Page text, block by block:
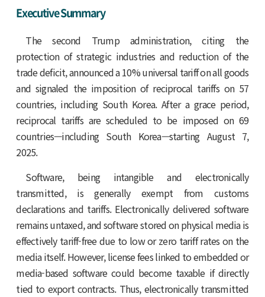
Executive Summary
The second Trump administration, citing the
protection of strategic industries and reduction of the
trade deficit, announced a 10% universal tariff on all goods
and signaled the imposition of reciprocal tariffs on 57
countries, including South Korea. After a grace period,
reciprocal tariffs are scheduled to be imposed on 69
countries—including South Korea—starting August 7,
2025.
Software, being intangible and electronically
transmitted, is generally exempt from customs
declarations and tariffs. Electronically delivered software
remains untaxed, and software stored on physical media is
effectively tariff-free due to low or zero tariff rates on the
media itself. However, license fees linked to embedded or
media-based software could become taxable if directly
tied to export contracts. Thus, electronically transmitted